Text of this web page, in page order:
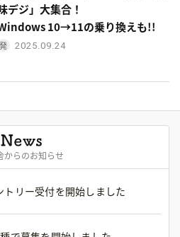
デジ」大集合！
10→11の乗り換えも!!
2025.09.24
からのお知らせ
トリー受付を開始しました